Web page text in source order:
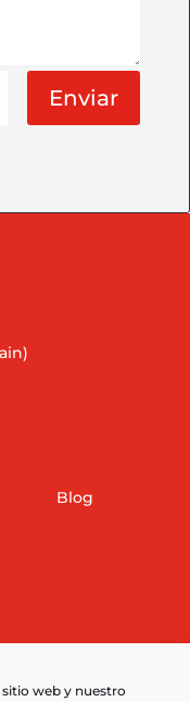
web y nuestro
Enviar
Blog